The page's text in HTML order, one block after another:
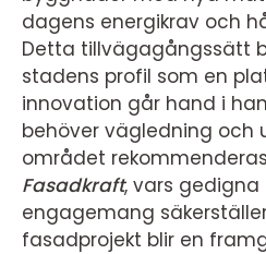
dagens energikrav och
Detta tillvägagångssätt
stadens profil som en
innovation går hand i
behöver vägledning och
området
Fasadkraft, vars
engagemang
fasadprojekt blir en